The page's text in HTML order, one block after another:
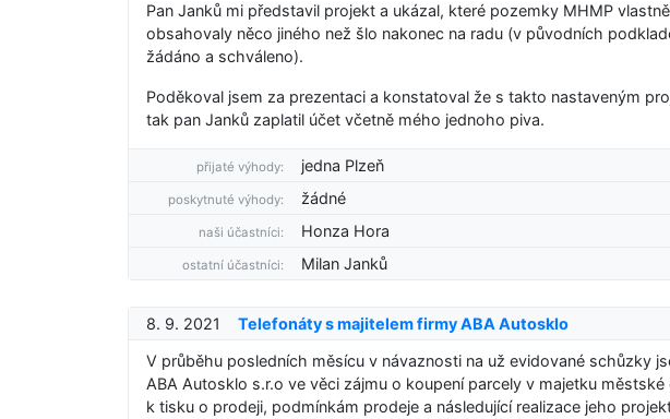
Pan Janků mi představil projekt a ukázal, které pozemky MHMP
obsahovaly něco jiného než šlo nakonec na radu (v původních
žádáno a schváleno).
Poděkoval jsem za prezentaci a konstatoval že s takto nastaveným
tak pan Janků zaplatil účet včetně mého jednoho piva.
přijaté výhody: jedna Plzeň
poskytnuté výhody: žádné
naši účastníci: Honza Hora
ostatní účastníci: Milan Janků
8. 9. 2021
Telefonáty s majitelem firmy ABA Autosklo
V průběhu posledních měsícu v návaznosti na už evidované schůzky
ABA Autosklo s.r.o ve věci zájmu o koupení parcely v majetku
k tisku o prodeji, podmínkám prodeje a následující realizace jeho